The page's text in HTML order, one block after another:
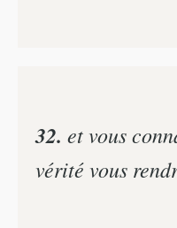
32. et vous
vérité vous